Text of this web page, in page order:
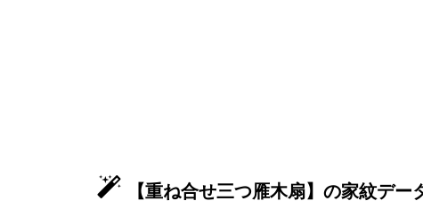
【重ね合せ三つ雁木扇】の家紋デー